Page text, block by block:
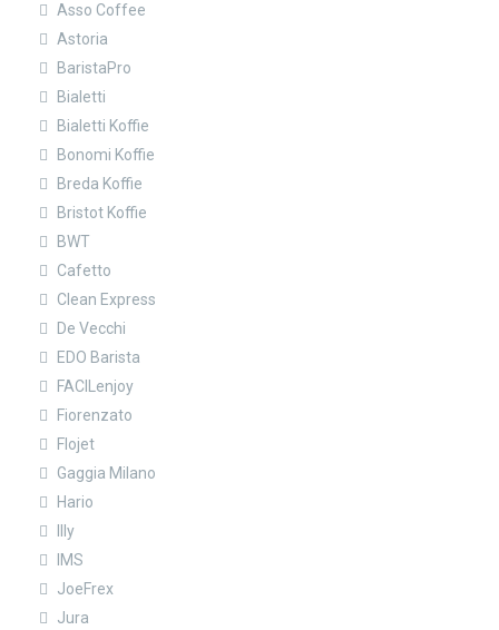
Asso Coffee
Astoria
BaristaPro
Bialetti
Bialetti Koffie
Bonomi Koffie
Breda Koffie
Bristot Koffie
BWT
Cafetto
Clean Express
De Vecchi
EDO Barista
FACILenjoy
Fiorenzato
Flojet
Gaggia Milano
Hario
Illy
IMS
JoeFrex
Jura